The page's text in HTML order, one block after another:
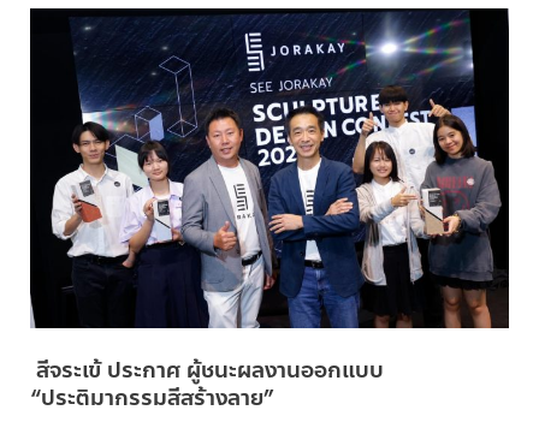
สีจระเข้ ประกาศ ผู้ชนะผลงานออกแบบ
“ประติมากรรมสีสร้างลาย”
จระเข้ ประกาศ
งาน
ออกแบบ
“ประติมากรรม
สร้าง
ลาย”